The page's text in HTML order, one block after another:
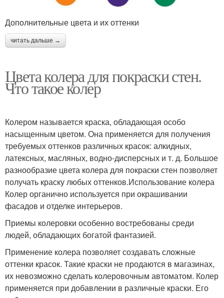
Дополнительные цвета и их оттенки
читать дальше →
Цвета колера для покраски стен.
Что такое колер
Колером называется краска, обладающая особо
насыщенным цветом. Она применяется для получения
требуемых оттенков различных красок: алкидных,
латексных, масляных, водно-дисперсных и т. д. Большое
разнообразие цвета колера для покраски стен позволяет
получать краску любых оттенков.Использование колера
Колер органично используется при окрашивании
фасадов и отделке интерьеров.
Приемы колеровки особенно востребованы среди
людей, обладающих богатой фантазией.
Применение колера позволяет создавать сложные
оттенки красок. Такие краски не продаются в магазинах,
их невозможно сделать колеровочным автоматом. Колер
применяется при добавлении в различные краски. Его